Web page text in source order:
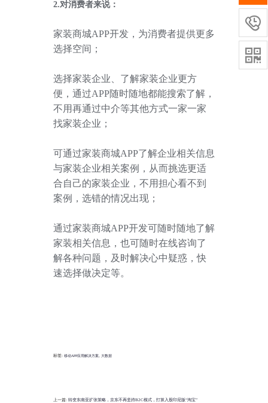
2.对消费者来说：
家装商城APP开发，为消费者提供更多
选择空间；
选择家装企业、了解家装企业更方
便，通过APP随时随地都能搜索了解，
不用再通过中介等其他方式一家一家
找家装企业；
可通过家装商城APP了解企业相关信息
与家装企业相关案例，从而挑选更适
合自己的家装企业，不用担心看不到
案例，选错的情况出现；
通过家装商城APP开发可随时随地了解
家装相关信息，也可随时在线咨询了
解各种问题，及时解决心中疑惑，快
速选择做决定等。
标签: 移动APP应用解决方案 大数据
上一篇: 转变东南亚扩张策略，京东不再坚持B2C模式，打算入股印尼版“淘宝”

